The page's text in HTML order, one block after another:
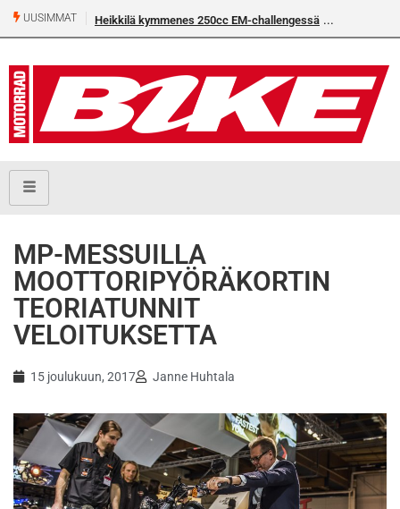
UUSIMMAT Heikkilä kymmenes 250cc EM-challengessä
MP-MESSUILLA
MOOTTORIPYÖRÄKORTIN
TEORIATUNNIT
VELOITUKSETTA
15 joulukuun, 2017 Janne Huhtala